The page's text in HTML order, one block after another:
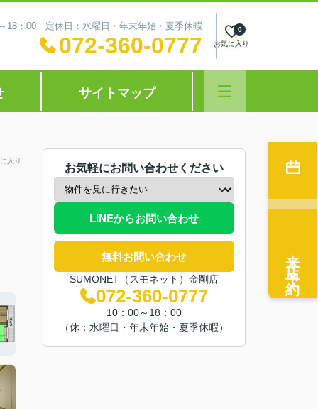
18：00 定休日：水曜日・年末年始・夏季休暇
072-360-0777 お気に入り
0
サイトマップ
入り
お気軽にお問い合わせください
LINEからお問い合わせ
無料お問い合わせ
SUMONET（スモネット）金剛店
072-360-0777
10：00～18：00
（休：水曜日・年末年始・夏季休暇）
来店予約